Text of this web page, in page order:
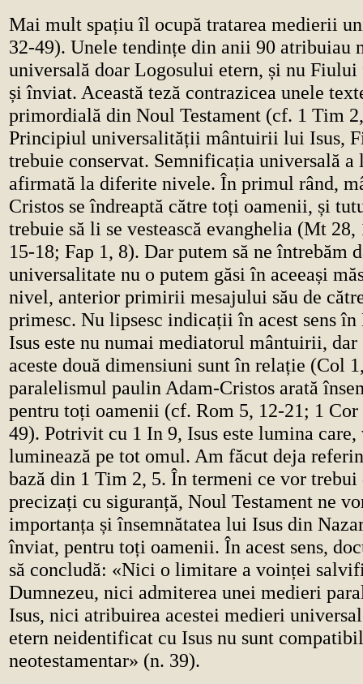
Mai mult spațiu îl ocupă tratarea medierii
32-49). Unele tendințe din anii 90 atribuiau
universală doar Logosului etern, și nu
și înviat. Această teză contrazicea unele
primordială din Noul Testament (cf. 1 Tim
Principiul universalității mântuirii lui Isus,
trebuie conservat. Semnificația universală a
afirmată la diferite nivele. În primul rând,
Cristos se îndreaptă către toți oamenii, și
trebuie să li se vestească evanghelia (Mt
15-18; Fap 1, 8). Dar putem să ne întrebăm
universalitate nu o putem găsi în aceeași
nivel, anterior primirii mesajului său de
primesc. Nu lipsesc indicații în acest sens în
Isus este nu numai mediatorul mântuirii,
aceste două dimensiuni sunt în relație (Col
paralelismul paulin Adam-Cristos arată
pentru toți oamenii (cf. Rom 5, 12-21; 1 Cor
49). Potrivit cu 1 In 9, Isus este lumina
luminează pe tot omul. Am făcut deja
bază din 1 Tim 2, 5. În termeni ce vor
precizați cu siguranță, Noul Testament ne
importanța și însemnătatea lui Isus din
înviat, pentru toți oamenii. În acest sens,
să concludă: «Nici o limitare a voinței
Dumnezeu, nici admiterea unei medieri
Isus, nici atribuirea acestei medieri
etern neidentificat cu Isus nu sunt
neotestamentar» (n. 39).